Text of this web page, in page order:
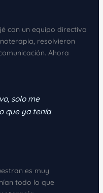
con un equipo directivo
resolvieron
Ahora
solo me
que ya tenía
es muy
todo lo que